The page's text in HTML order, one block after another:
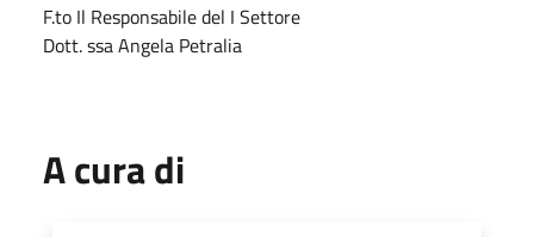
F.to Il Responsabile del I Settore
Dott. ssa Angela Petralia
A cura di